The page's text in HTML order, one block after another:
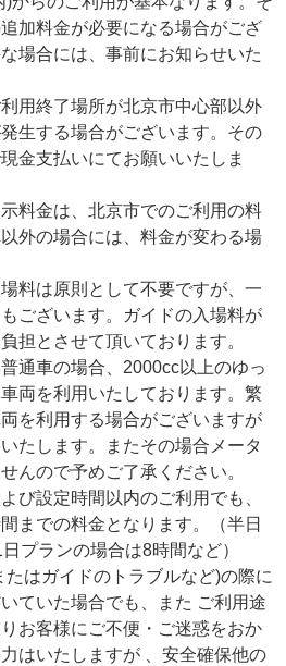
加料金が必要になる場合がござ
場合には、事前にお知らせいた
用終了場所が北京市中心部以外
生する場合がございます。その
金支払いにてお願いいたしま
料金は、北京市でのご利用の料
外の場合には、料金が変わる場
料は原則として不要ですが、一
ございます。ガイドの入場料が
担とさせて頂いております。
通車の場合、2000cc以上のゆっ
両を利用いたしております。繁
を利用する場合がございますが
たします。またその場合メータ
んので予めご了承ください。
び設定時間以内のご利用でも、
までの料金となります。（半日
プランの場合は8時間など）
はガイドのトラブルなど)の際に
ていた場合でも、また ご利用途
お客様にご不便・ご迷惑をおか
はいたしますが 、安全確保他の